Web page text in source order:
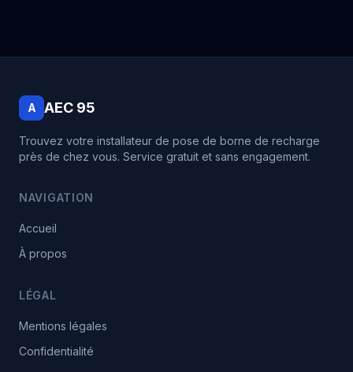
A AEC 95
Trouvez votre installateur de pose de borne de recharge
près de chez vous. Service gratuit et sans engagement.
NAVIGATION
Accueil
À propos
LÉGAL
Mentions légales
Confidentialité